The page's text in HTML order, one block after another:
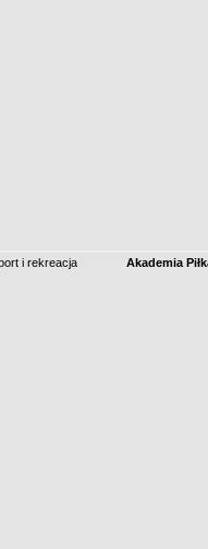
i rekreacja Akademia